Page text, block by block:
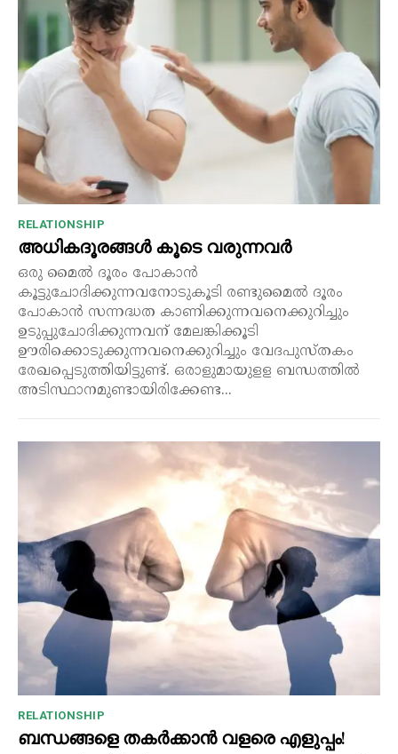
RELATIONSHIP
അധികദൂരങ്ങൾ കൂടെ വരുന്നവർ
ഒരു മൈൽ ദൂരം പോകാൻ
കൂട്ടുചോദിക്കുന്നവനോടുകൂടി രണ്ടുമൈൽ ദൂരം
പോകാൻ സന്നദ്ധത കാണിക്കുന്നവനെക്കുറിച്ചും
ഉടുപ്പുചോദിക്കുന്നവന് മേലങ്കിക്കൂടി
ഊരിക്കൊടുക്കുന്നവനെക്കുറിച്ചും വേദപുസ്തകം
രേഖപ്പെടുത്തിയിട്ടുണ്ട്. ഒരാളുമായുളള ബന്ധത്തിൽ
അടിസ്ഥാനമുണ്ടായിരിക്കേണ്ട...
RELATIONSHIP
ബന്ധങ്ങളെ തകർക്കാൻ വളരെ എളുപ്പം!